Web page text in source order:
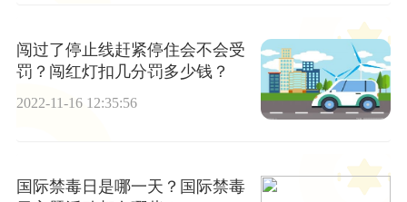
闯过了停止线赶紧停住会不会受
罚？闯红灯扣几分罚多少钱？
2022-11-16 12:35:56
国际禁毒日是哪一天？国际禁毒